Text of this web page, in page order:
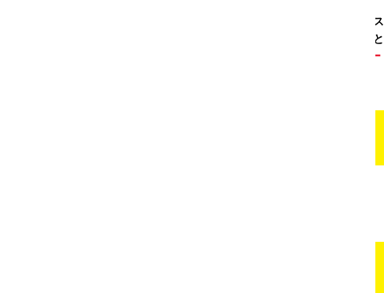
。ガソリンス
タンドや整備工場の既存インフラを活用すること
リー